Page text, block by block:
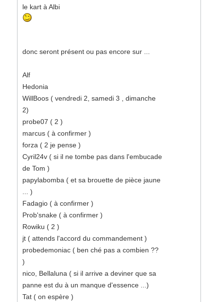
le kart à Albi
donc seront présent ou pas encore sur ...
Alf
Hedonia
WillBoos ( vendredi 2, samedi 3 , dimanche
2)
probe07 ( 2 )
marcus ( à confirmer )
forza ( 2 je pense )
Cyril24v ( si il ne tombe pas dans l'embucade
de Tom )
papylabomba ( et sa brouette de pièce jaune
... )
Fadagio ( à confirmer )
Prob'snake ( à confirmer )
Rowiku ( 2 )
jt ( attends l'accord du commandement )
probedemoniac ( ben ché pas a combien ??
)
nico, Bellaluna ( si il arrive a deviner que sa
panne est du à un manque d'essence ...)
Tat ( on espère )